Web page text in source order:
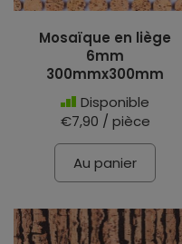
Mosaïque en liège
6mm
300mmx300mm
Disponible
€7,90 / pièce
Au panier